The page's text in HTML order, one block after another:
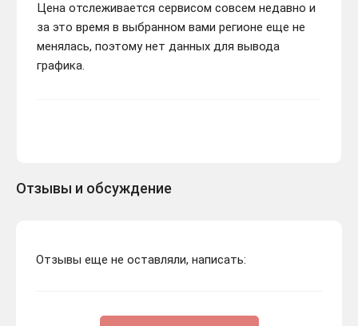
Цена отслеживается сервисом совсем недавно и
за это время в выбранном вами регионе еще не
менялась, поэтому нет данных для вывода
графика.
Отзывы и обсуждение
Отзывы еще не оставляли, написать: